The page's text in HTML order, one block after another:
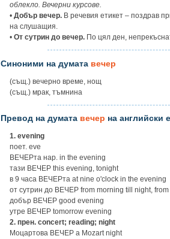
облекло. Вечерни курсове.
• Добър вечер. В речевия етикет – поздрав
на слушащия.
• От сутрин до вечер. По цял ден,
Синоними на думата вечер
(същ.) вечерно време, нощ
(същ.) мрак, тъмнина
Превод на думата вечер на английски
1. evening
поет. eve
ВЕЧЕРта нар. in the evening
тази ВЕЧЕР this evening, tonight
в 9 часа ВЕЧЕРта at nine o'clock in the evening
от сутрин до ВЕЧЕР from morning till night,
добър ВЕЧЕР good evening
утре ВЕЧЕР tomorrow evening
2. прен. concert; reading; night
Моцартова ВЕЧЕР a Mozart night